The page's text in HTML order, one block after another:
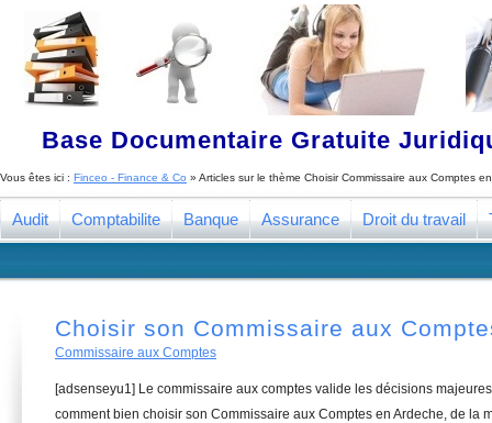
Base Documentaire Gratuite
Vous êtes ici : Finceo - Finance & Co » Articles sur le thème Choisir Commissaire aux Comptes
Audit Comptabilite Banque Assurance Droit du travail
Choisir son Commissaire aux
Commissaire aux Comptes
[adsenseyu1] Le commissaire aux comptes valide les décisions
comment bien choisir son Commissaire aux Comptes en Ardeche, de la